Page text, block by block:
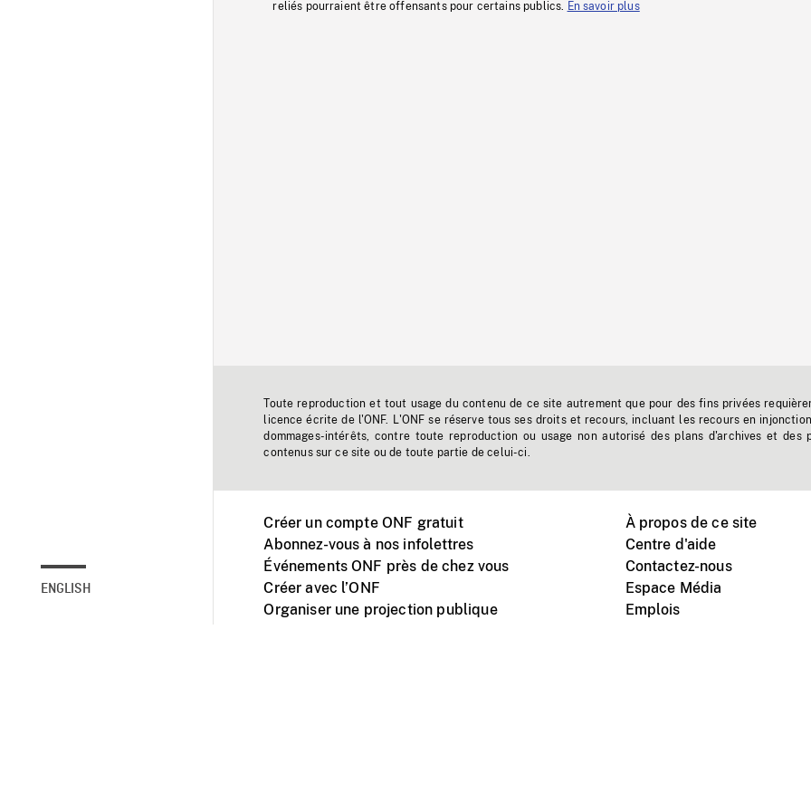
ENGLISH
reliés pourraient être offensants pour certains publics.
En savoir plus
Toute reproduction et tout usage du contenu de ce site autrement que pour des fins privées
licence écrite de l'ONF. L'ONF se réserve tous ses droits et recours, incluant les recours en
dommages-intérêts, contre toute reproduction ou usage non autorisé des plans d'archives et des
contenus sur ce site ou de toute partie de celui-ci.
Créer un compte ONF gratuit
Abonnez-vous à nos infolettres
Événements ONF près de chez vous
Créer avec l’ONF
Organiser une projection publique
À propos de ce site
Centre d'aide
Contactez-nous
Espace Média
Emplois